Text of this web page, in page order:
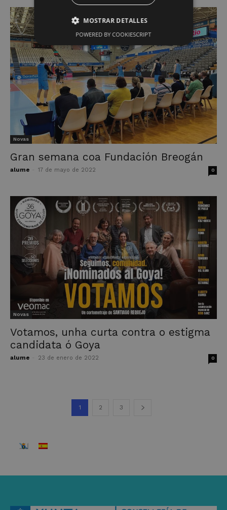
Novas
Gran semana coa Fundación Breogán
alume 17 de mayo de 2022 0
Novas
Votamos, unha curta contra o estigma
candidata ó Goya
alume 23 de enero de 2022 0
1 2 3
MOSTRAR DETALLES
POWERED BY COOKIESCRIPT